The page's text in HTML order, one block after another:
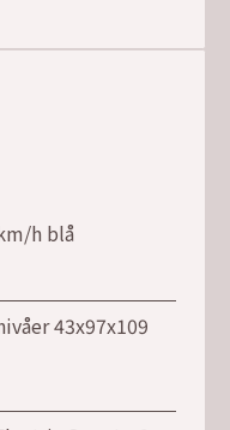
h blå
kr.
43x97x109